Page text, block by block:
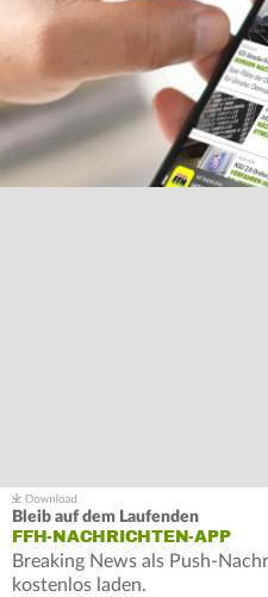
Bleib auf dem Laufenden
FFH-NACHRICHTEN-APP
Breaking News als Push-
kostenlos laden.